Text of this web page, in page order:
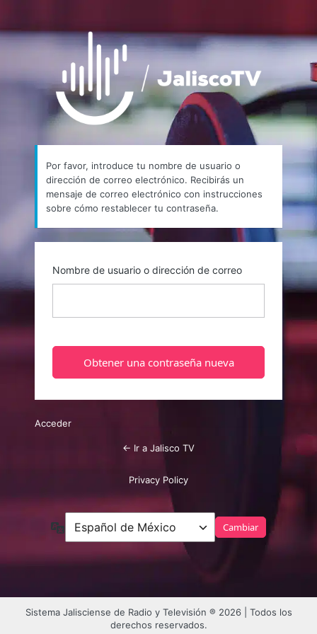
Contraseña
perdida
https://
Por favor, introduce tu nombre de usuario o
dirección de correo electrónico. Recibirás un
mensaje de correo electrónico con instrucciones
sobre cómo restablecer tu contraseña.
Nombre de usuario o dirección de correo
Acceder
← Ir a Jalisco TV
Privacy Policy
Idioma
Sistema Jalisciense de Radio y Televisión ® 2026 | Todos los
derechos reservados.